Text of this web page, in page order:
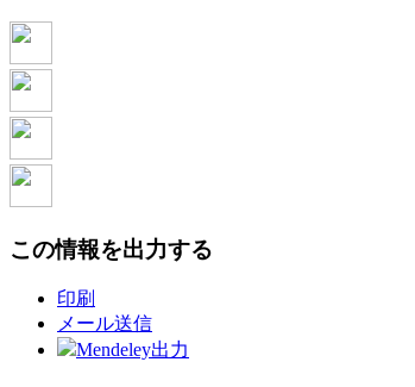
この情報を出力する
印刷
メール送信
Mendeley出力